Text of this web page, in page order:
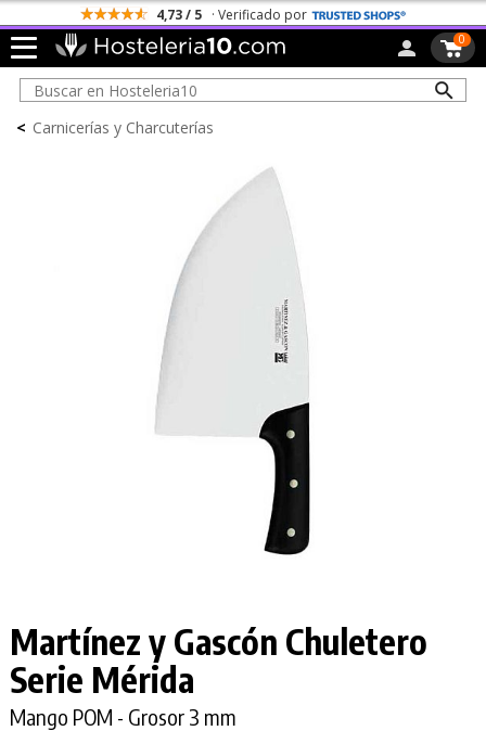
4,73 / 5 · Verificado por
0
< Carnicerías y Charcuterías
Martínez y Gascón Chuletero
Serie Mérida
Mango POM - Grosor 3 mm